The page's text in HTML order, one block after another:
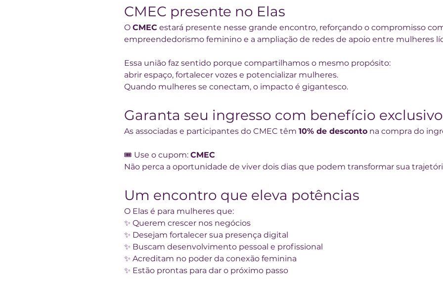
CMEC presente no Elas
O CMEC estará presente nesse grande encontro, reforçando o compromisso
empreendedorismo feminino e a ampliação de redes de apoio entre mulheres
Essa união faz sentido porque compartilhamos o mesmo propósito:
abrir espaço, fortalecer vozes e potencializar mulheres.
Quando mulheres se conectam, o impacto é gigantesco.
Garanta seu ingresso com benefício exclusivo
As associadas e participantes do CMEC têm 10% de desconto na compra do
🎟 Use o cupom: CMEC
Não perca a oportunidade de viver dois dias que podem transformar sua
Um encontro que eleva potências
O Elas é para mulheres que:
✨ Querem crescer nos negócios
✨ Desejam fortalecer sua presença digital
✨ Buscam desenvolvimento pessoal e profissional
✨ Acreditam no poder da conexão feminina
✨ Estão prontas para dar o próximo passo